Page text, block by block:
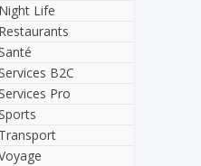
Night Life
Restaurants
B2C
Pro
Transport